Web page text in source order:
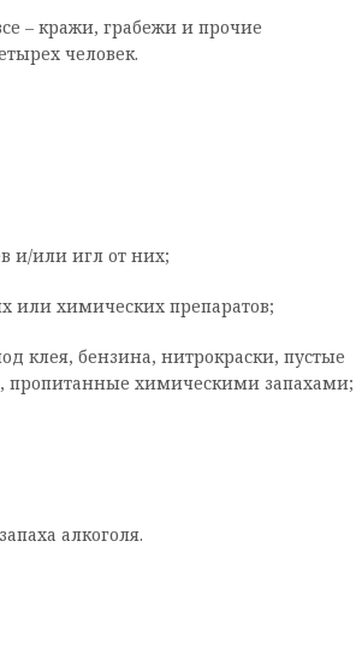
– кражи, грабежи и прочие
человек.
и/или игл от них;
или химических препаратов;
клея, бензина, нитрокраски, пустые
пропитанные химическими запахами;
алкоголя.